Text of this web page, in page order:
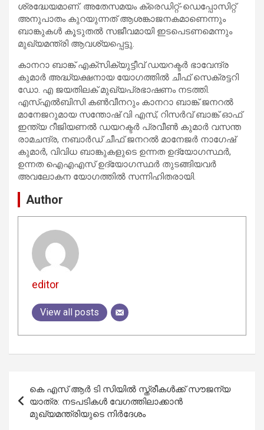
ശ്രദ്ധേയമാണ്. അതേസമയം ക്രെഡിറ്റ്-ഡെപ്പോസിറ്റ്
അനുപാതം കുറയുന്നത് ആശങ്കാജനകമാണെന്നും
ബാങ്കുകൾ കൂടുതൽ സജീവമായി ഇടപെടണമെന്നും
മുഖ്യമന്ത്രി ആവശ്യപ്പെട്ടു.
കാനറാ ബാങ്ക് എക്സിക്യുട്ടീവ് ഡയറക്ടർ ഭാവേന്ദ്ര
കുമാർ അദ്ധ്യക്ഷനായ യോഗത്തിൽ ചീഫ് സെക്രട്ടറി
ഡോ. എ ജയതിലക് മുഖ്യപ്രഭാഷണം നടത്തി.
എസ്എൽബിസി കൺവീനറും കാനറാ ബാങ്ക് ജനറൽ
മാനേജറുമായ സന്തോഷ് വി എസ്, റിസർവ് ബാങ്ക് ഓഫ്
ഇന്ത്യ റീജിയണൽ ഡയറക്ടർ പ്രവീൺ കുമാർ വസന്ത
രാമചന്ദ്ര, നബാർഡ് ചീഫ് ജനറൽ മാനേജർ നാഗേഷ്
കുമാർ, വിവിധ ബാങ്കുകളുടെ ഉന്നത ഉദ്യോഗസ്ഥർ,
ഉന്നത ഐഎഎസ് ഉദ്യോഗസ്ഥർ തുടങ്ങിയവർ
അവലോകന യോഗത്തിൽ സന്നിഹിതരായി.
Author
editor
View all posts
navigation
കെ എസ് ആർ ടി സിയിൽ സ്ത്രീകൾക്ക് സൗജന്യ
യാത്ര: നടപടികൾ വേഗത്തിലാക്കാൻ
മുഖ്യമന്ത്രിയുടെ നിർദേശം